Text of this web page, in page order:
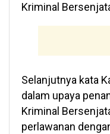
Kriminal
Selanjutnya kata
dalam upaya
Kriminal
perlawanan